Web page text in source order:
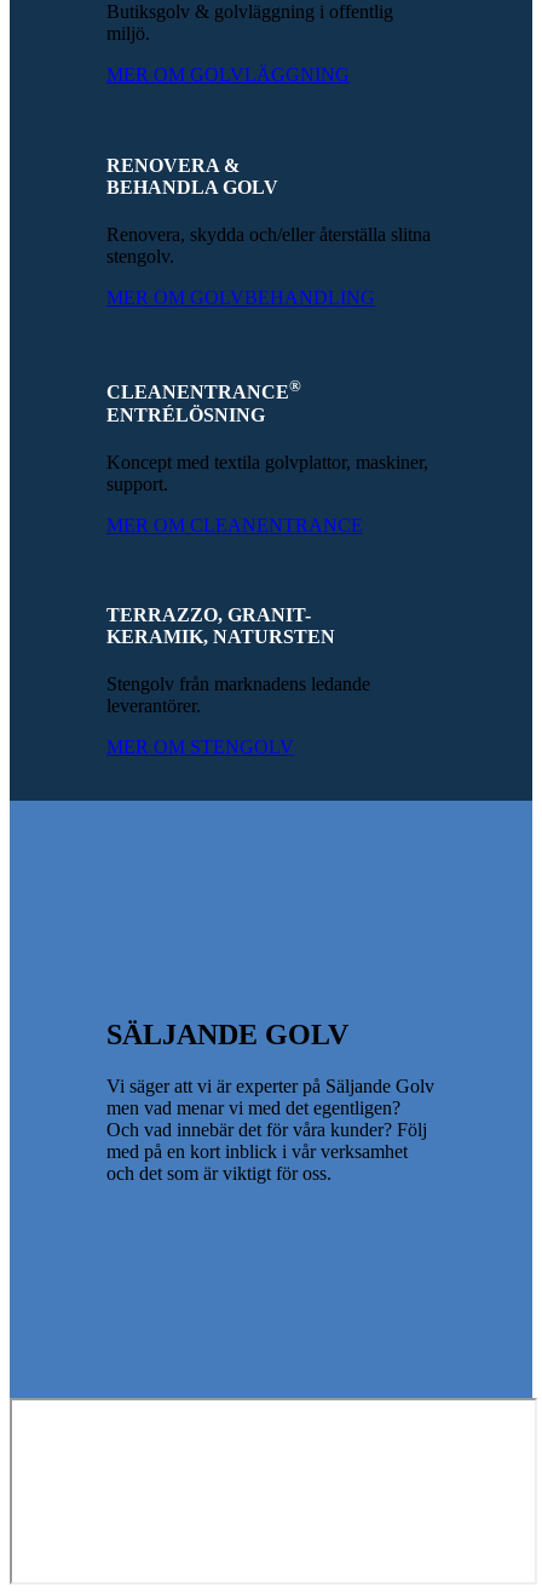
Butiksgolv & golvläggning i offentlig
miljö.
MER OM GOLVLÄGGNING
RENOVERA &
BEHANDLA GOLV
Renovera, skydda och/eller återställa slitna
stengolv.
MER OM GOLVBEHANDLING
CLEANENTRANCE®
ENTRÉLÖSNING
Koncept med textila golvplattor, maskiner,
support.
MER OM CLEANENTRANCE
TERRAZZO, GRANIT-
KERAMIK, NATURSTEN
Stengolv från marknadens ledande
leverantörer.
MER OM STENGOLV
SÄLJANDE GOLV
Vi säger att vi är experter på Säljande Golv
men vad menar vi med det egentligen?
Och vad innebär det för våra kunder? Följ
med på en kort inblick i vår verksamhet
och det som är viktigt för oss.